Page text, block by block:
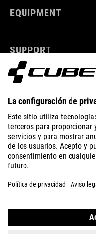
EQUIPMENT
SUPPORT
ABOUT US
EXPLORE